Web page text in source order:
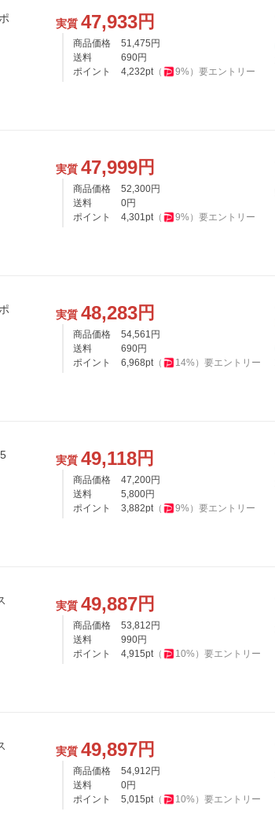
実質 47,933円
商品価格 51,475 円
送料
690円
ポイント
4,232pt（ 9%） 要エントリー
実質 47,999円
商品価格 52,300円
送料
0円
ポイント
4,301pt（ 9%） 要エントリー
実質 48,283円
商品価格 54,561 円
送料
690円
ポイント
6,968pt（ 14%） 要エントリー
実質 49,118円
商品価格 47,200円
送料
5,800円
ポイント
3,882pt（ 9%） 要エントリー
実質 49,887円
商品価格 53,812 円
送料
990円
ポイント
4,915pt（ 10%） 要エントリー
実質 49,897円
商品価格 54,912 円
送料
0円
ポイント
5,015pt（ 10%） 要エントリー